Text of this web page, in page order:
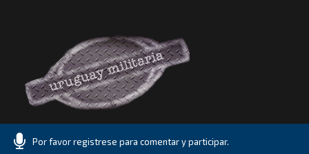
Por favor registrese para comentar y participar.